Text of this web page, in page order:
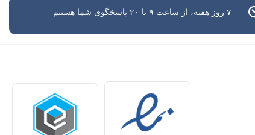
۷ روز هفته، از ساعت ۹ تا ۲۰ پاسخگوی شما هستیم